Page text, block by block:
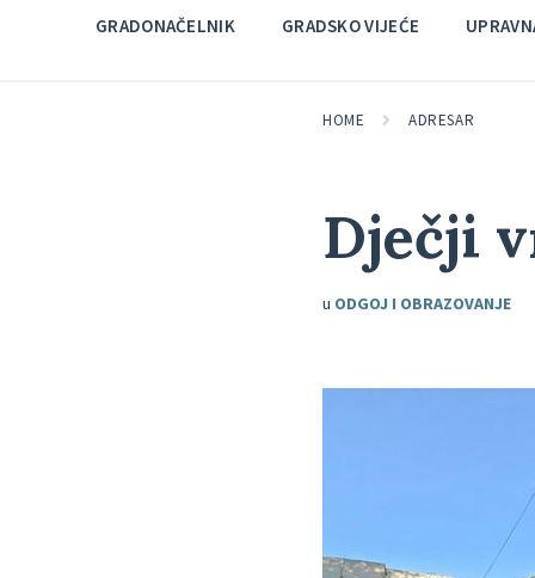
GRADONAČELNIK GRADSKO VIJEĆE
HOME ADRESAR
Dječji
u ODGOJ I OBRAZOVANJE